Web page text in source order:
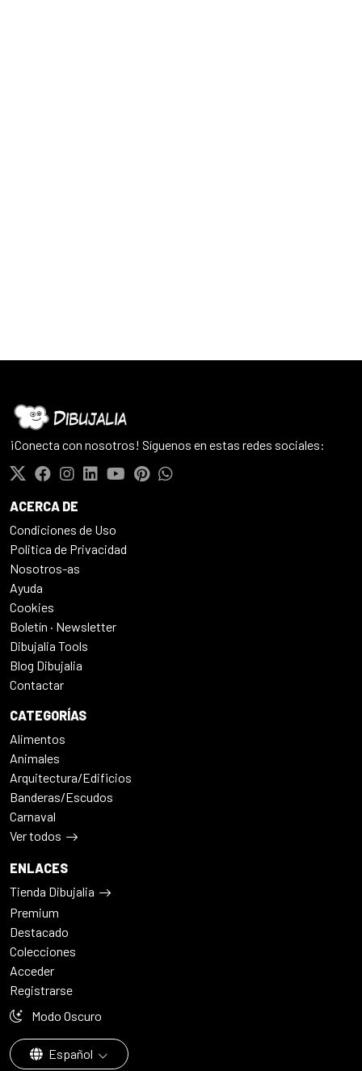
¡Conecta con nosotros! Síguenos en estas redes sociales:
ACERCA DE
Condiciones de Uso
Politica de Privacidad
Nosotros-as
Ayuda
Cookies
Boletín · Newsletter
Dibujalia Tools
Blog Dibujalia
Contactar
CATEGORÍAS
Alimentos
Animales
Arquitectura/Edificios
Banderas/Escudos
Carnaval
Ver todos
ENLACES
Tienda Dibujalia
Premium
Destacado
Colecciones
Acceder
Registrarse
Modo Oscuro
Español